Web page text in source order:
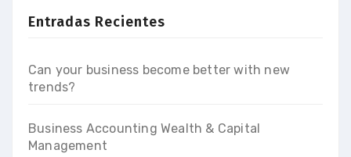
Entradas Recientes
Can your business become better with new
trends?
Business Accounting Wealth & Capital
Management